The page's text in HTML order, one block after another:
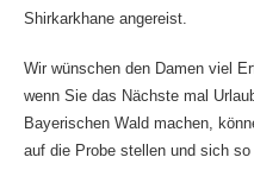
Shirkarkhane angereist.
Wir wünschen den Damen viel
wenn Sie das Nächste mal
Bayerischen Wald machen,
auf die Probe stellen und sich